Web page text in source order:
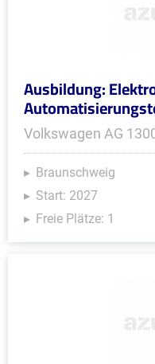
Ausbildung:
Volkswagen AG
Braunschweig
Start: 2027
Freie Plätze: 1